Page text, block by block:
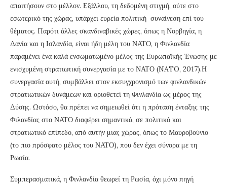
απαιτήσουν στο μέλλον. Εξάλλου, τη δεδομένη στιγμή, ούτε στο
εσωτερικό της χώρας, υπάρχει ευρεία πολιτική συναίνεση επί του
θέματος. Παρότι άλλες σκανδιναβικές χώρες, όπως η Νορβηγία, η
Δανία και η Ισλανδία, είναι ήδη μέλη του ΝΑΤΟ, η Φινλανδία
παραμένει ένα καλά ενσωματωμένο μέλος της Ευρωπαϊκής Ένωσης με
ενισχυμένη στρατιωτική συνεργασία με το ΝΑΤΟ (NATO, 2017).Η
συνεργασία αυτή, συμβάλλει στον εκσυγχρονισμό των φινλανδικών
στρατιωτικών δυνάμεων και οριοθετεί τη Φινλανδία ως μέρος της
Δύσης. Ωστόσο, θα πρέπει να σημειωθεί ότι η πρόταση ένταξης της
Φιλανδίας στο ΝΑΤΟ διαφέρει σημαντικά, σε πολιτικό και
στρατιωτικό επίπεδο, από αυτήν μιας χώρας, όπως το Μαυροβούνιο
(το πιο πρόσφατο μέλος του ΝΑΤΟ), που δεν έχει σύνορα με τη
Ρωσία.
Συμπερασματικά, η Φινλανδία θεωρεί τη Ρωσία, όχι μόνο πηγή